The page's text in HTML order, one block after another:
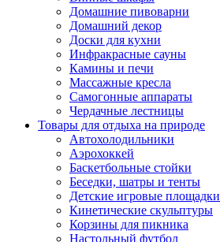
Домашние пивоварни
Домашний декор
Доски для кухни
Инфракрасные сауны
Камины и печи
Массажные кресла
Самогонные аппараты
Чердачные лестницы
Товары для отдыха на природе
Автохолодильники
Аэрохоккей
Баскетбольные стойки
Беседки, шатры и тенты
Детские игровые площадки
Кинетические скульптуры
Корзины для пикника
Настольный футбол